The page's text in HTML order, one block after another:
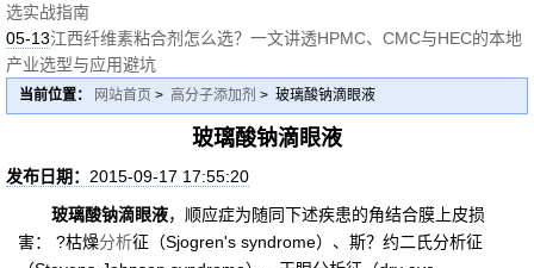
选实战指南
05-13江西纤维素粘合剂怎么选？一文讲透HPMC、CMC与HEC的本地
产业选型与应用避坑
当前位置： 网站首页 > 高分子添加剂 > 玻璃酸钠滴眼液
玻璃酸钠滴眼液
发布日期： 2015-09-17 17:55:20
玻璃酸钠滴眼液，顺应症为随同下述疾患的角结合膜上皮损
害： ?枯燥分析征（Sjogren's syndrome）、斯？约二氏分析征